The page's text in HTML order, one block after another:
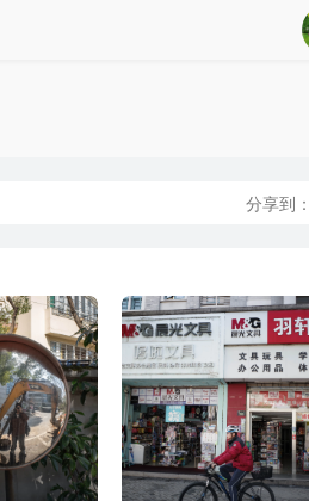
分享到：